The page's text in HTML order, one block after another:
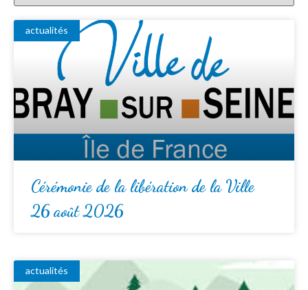
actualités
Cérémonie de la libération de la Ville
26 août 2026
actualités